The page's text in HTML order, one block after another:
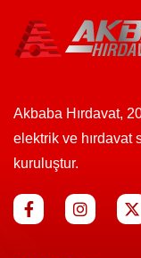
Akbaba Hırdavat,
elektrik ve hırdavat
kuruluştur.